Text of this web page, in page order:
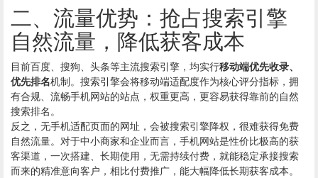
二、流量优势：抢占搜索引擎
自然流量，降低获客成本
目前百度、搜狗、头条等主流搜索引擎，均实行移动端优先收录、
优先排名机制。搜索引擎会将移动端适配度作为核心评分指标，拥
有合规、流畅手机网站的站点，权重更高，更容易获得靠前的自然
搜索排名。
反之，无手机适配页面的网址，会被搜索引擎降权，很难获得免费
自然流量。对于中小商家和企业而言，手机网站是性价比极高的获
客渠道，一次搭建、长期使用，无需持续付费，就能稳定承接搜索
而来的精准意向客户，相比付费推广，能大幅降低长期获客成本。